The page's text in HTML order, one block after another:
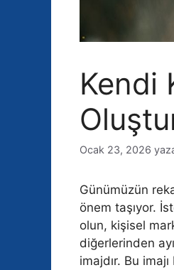
Kendi
Ocak 23, 2026
Günümüzün
önem taşıyor.
olun, kişisel
diğerlerinden
imajdır. Bu